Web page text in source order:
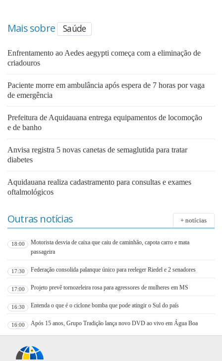
Mais sobre Saúde
Enfrentamento ao Aedes aegypti começa com a eliminação de
criadouros
Paciente morre em ambulância após espera de 7 horas por vaga
de emergência
Prefeitura de Aquidauana entrega equipamentos de locomoção
e de banho
Anvisa registra 5 novas canetas de semaglutida para tratar
diabetes
Aquidauana realiza cadastramento para consultas e exames
oftalmológicos
Outras notícias + notícias
18:00
Motorista desvia de caixa que caiu de caminhão, capota carro e mata
passageira
17:30 Federação consolida palanque único para reeleger Riedel e 2 senadores
17:00 Projeto prevê tornozeleira rosa para agressores de mulheres em MS
16:30 Entenda o que é o ciclone bomba que pode atingir o Sul do país
16:00 Após 15 anos, Grupo Tradição lança novo DVD ao vivo em Água Boa